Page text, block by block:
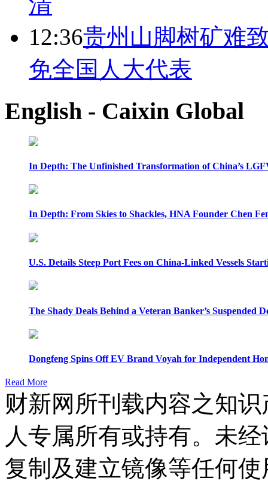
12:36贵州山脚树矿难
免全国人大代表
English - Caixin Global
In Depth: The Unfinished Transformation of China’s
In Depth: From Skies to Shackles, HNA Founder Chen
U.S. Details Steep Port Fees on China-Linked Vessels
The Shady Deals Behind a Veteran Banker’s Suspended
Dongfeng Spins Off EV Brand Voyah for Independent
Read More
财新网所刊载内容之知
人专属所有或持有。未
复制及建立镜像等任何使